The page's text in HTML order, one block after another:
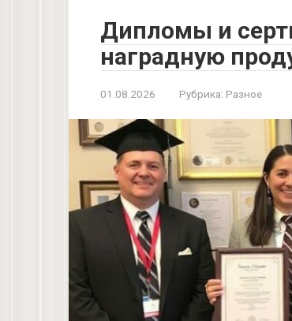
Дипломы и
наградную
01.08.2026 Рубрика: Разное